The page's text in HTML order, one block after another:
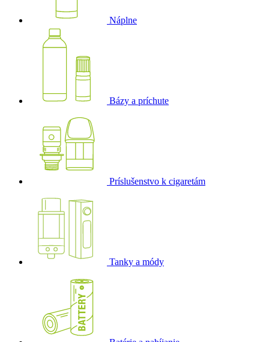
Náplne
Bázy a príchute
Príslušenstvo k cigaretám
Tanky a módy